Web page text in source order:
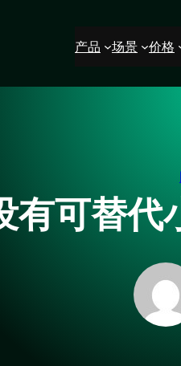
产品 场景 价格
有可替代